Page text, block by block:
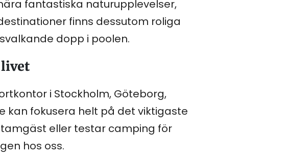
fantastiska naturupplevelser,
finns dessutom roliga
dopp i poolen.
i Stockholm, Göteborg,
kan fokusera helt på det viktigaste
eller testar camping för
hos oss.